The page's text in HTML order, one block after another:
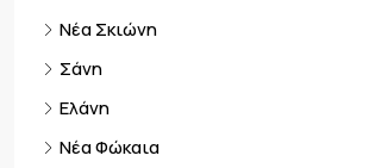
Νέα Σκιώνη
Σάνη
Ελάνη
Νέα Φώκαια